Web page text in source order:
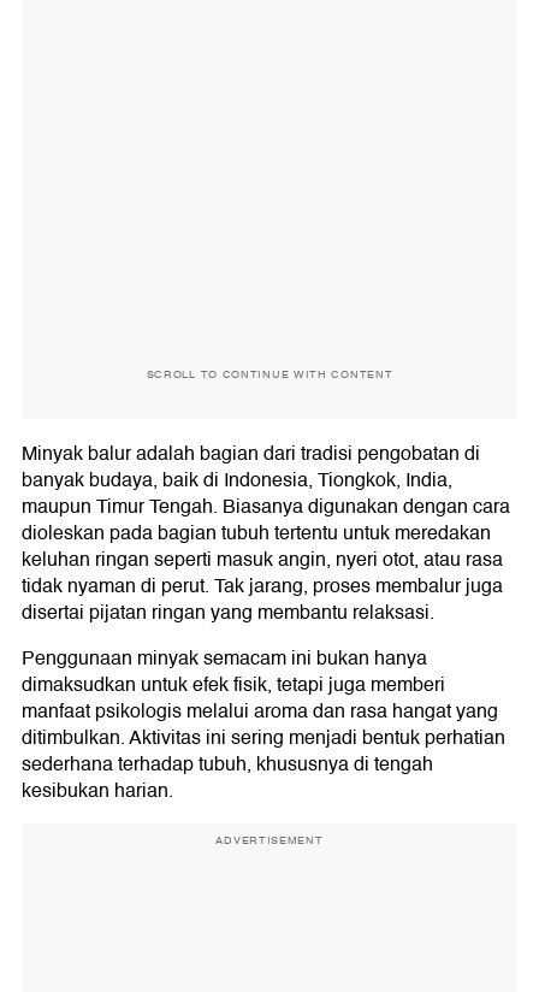
SCROLL TO CONTINUE WITH CONTENT
Minyak balur adalah bagian dari tradisi pengobatan di
banyak budaya, baik di Indonesia, Tiongkok, India,
maupun Timur Tengah. Biasanya digunakan dengan cara
dioleskan pada bagian tubuh tertentu untuk meredakan
keluhan ringan seperti masuk angin, nyeri otot, atau rasa
tidak nyaman di perut. Tak jarang, proses membalur juga
disertai pijatan ringan yang membantu relaksasi.
Penggunaan minyak semacam ini bukan hanya
dimaksudkan untuk efek fisik, tetapi juga memberi
manfaat psikologis melalui aroma dan rasa hangat yang
ditimbulkan. Aktivitas ini sering menjadi bentuk perhatian
sederhana terhadap tubuh, khususnya di tengah
kesibukan harian.
ADVERTISEMENT